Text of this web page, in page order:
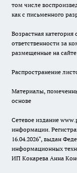
том числе
как с письменного
Возрастная категория
ответственности за
размещенные на
Распространение
Материалы,
основе
Сетевое издание
информации.
16.04.2026", выдан
информационных
ИП Кокарева Анна